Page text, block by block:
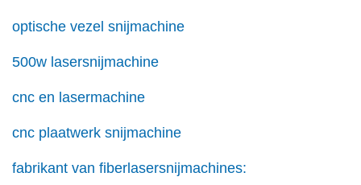
optische vezel snijmachine
500w lasersnijmachine
cnc en lasermachine
cnc plaatwerk snijmachine
fabrikant van fiberlasersnijmachines: